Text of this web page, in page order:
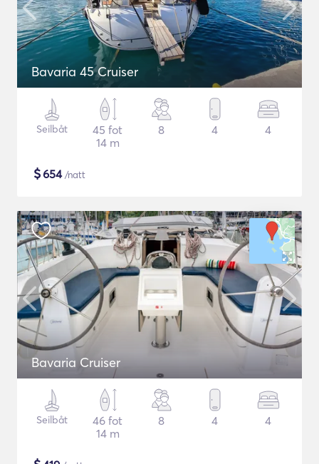
Bavaria 45 Cruiser
Seilbåt
45 fot
14 m
8 4 4
$654/natt
Bavaria Cruiser
Seilbåt
46 fot
14 m
8 4 4